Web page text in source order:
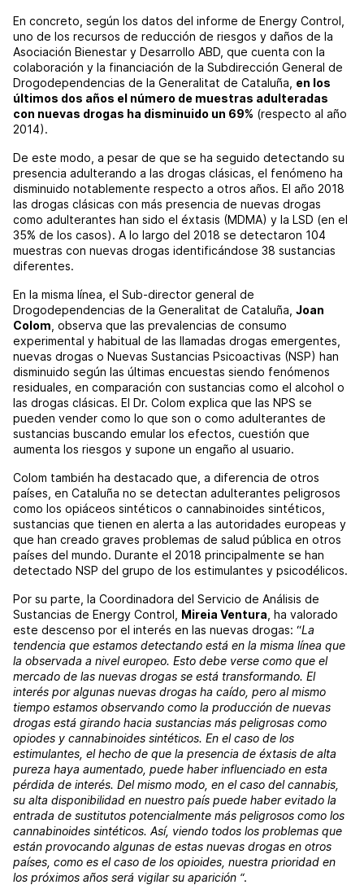
En concreto, según los datos del informe de Energy Control,
uno de los recursos de reducción de riesgos y daños de la
Asociación Bienestar y Desarrollo ABD, que cuenta con la
colaboración y la financiación de la Subdirección General de
Drogodependencias de la Generalitat de Cataluña, en los
últimos dos años el número de muestras adulteradas
con nuevas drogas ha disminuido un 69% (respecto al año
2014).
De este modo, a pesar de que se ha seguido detectando su
presencia adulterando a las drogas clásicas, el fenómeno ha
disminuido notablemente respecto a otros años. El año 2018
las drogas clásicas con más presencia de nuevas drogas
como adulterantes han sido el éxtasis (MDMA) y la LSD (en el
35% de los casos). A lo largo del 2018 se detectaron 104
muestras con nuevas drogas identificándose 38 sustancias
diferentes.
En la misma línea, el Sub-director general de
Drogodependencias de la Generalitat de Cataluña, Joan
Colom , observa que las prevalencias de consumo
experimental y habitual de las llamadas drogas emergentes,
nuevas drogas o Nuevas Sustancias Psicoactivas (NSP) han
disminuido según las últimas encuestas siendo fenómenos
residuales, en comparación con sustancias como el alcohol o
las drogas clásicas. El Dr. Colom explica que las NPS se
pueden vender como lo que son o como adulterantes de
sustancias buscando emular los efectos, cuestión que
aumenta los riesgos y supone un engaño al usuario.
Colom también ha destacado que, a diferencia de otros
países, en Cataluña no se detectan adulterantes peligrosos
como los opiáceos sintéticos o cannabinoides sintéticos,
sustancias que tienen en alerta a las autoridades europeas y
que han creado graves problemas de salud pública en otros
países del mundo. Durante el 2018 principalmente se han
detectado NSP del grupo de los estimulantes y psicodélicos.
Por su parte, la Coordinadora del Servicio de Análisis de
Sustancias de Energy Control, Mireia Ventura , ha valorado
este descenso por el interés en las nuevas drogas: “La
tendencia que estamos detectando está en la misma línea que
la observada a nivel europeo. Esto debe verse como que el
mercado de las nuevas drogas se está transformando. El
interés por algunas nuevas drogas ha caído, pero al mismo
tiempo estamos observando como la producción de nuevas
drogas está girando hacia sustancias más peligrosas como
opiodes y cannabinoides sintéticos. En el caso de los
estimulantes, el hecho de que la presencia de éxtasis de alta
pureza haya aumentado, puede haber influenciado en esta
pérdida de interés. Del mismo modo, en el caso del cannabis,
su alta disponibilidad en nuestro país puede haber evitado la
entrada de sustitutos potencialmente más peligrosos como los
cannabinoides sintéticos. Así, viendo todos los problemas que
están provocando algunas de estas nuevas drogas en otros
países, como es el caso de los opioides, nuestra prioridad en
los próximos años será vigilar su aparición “.